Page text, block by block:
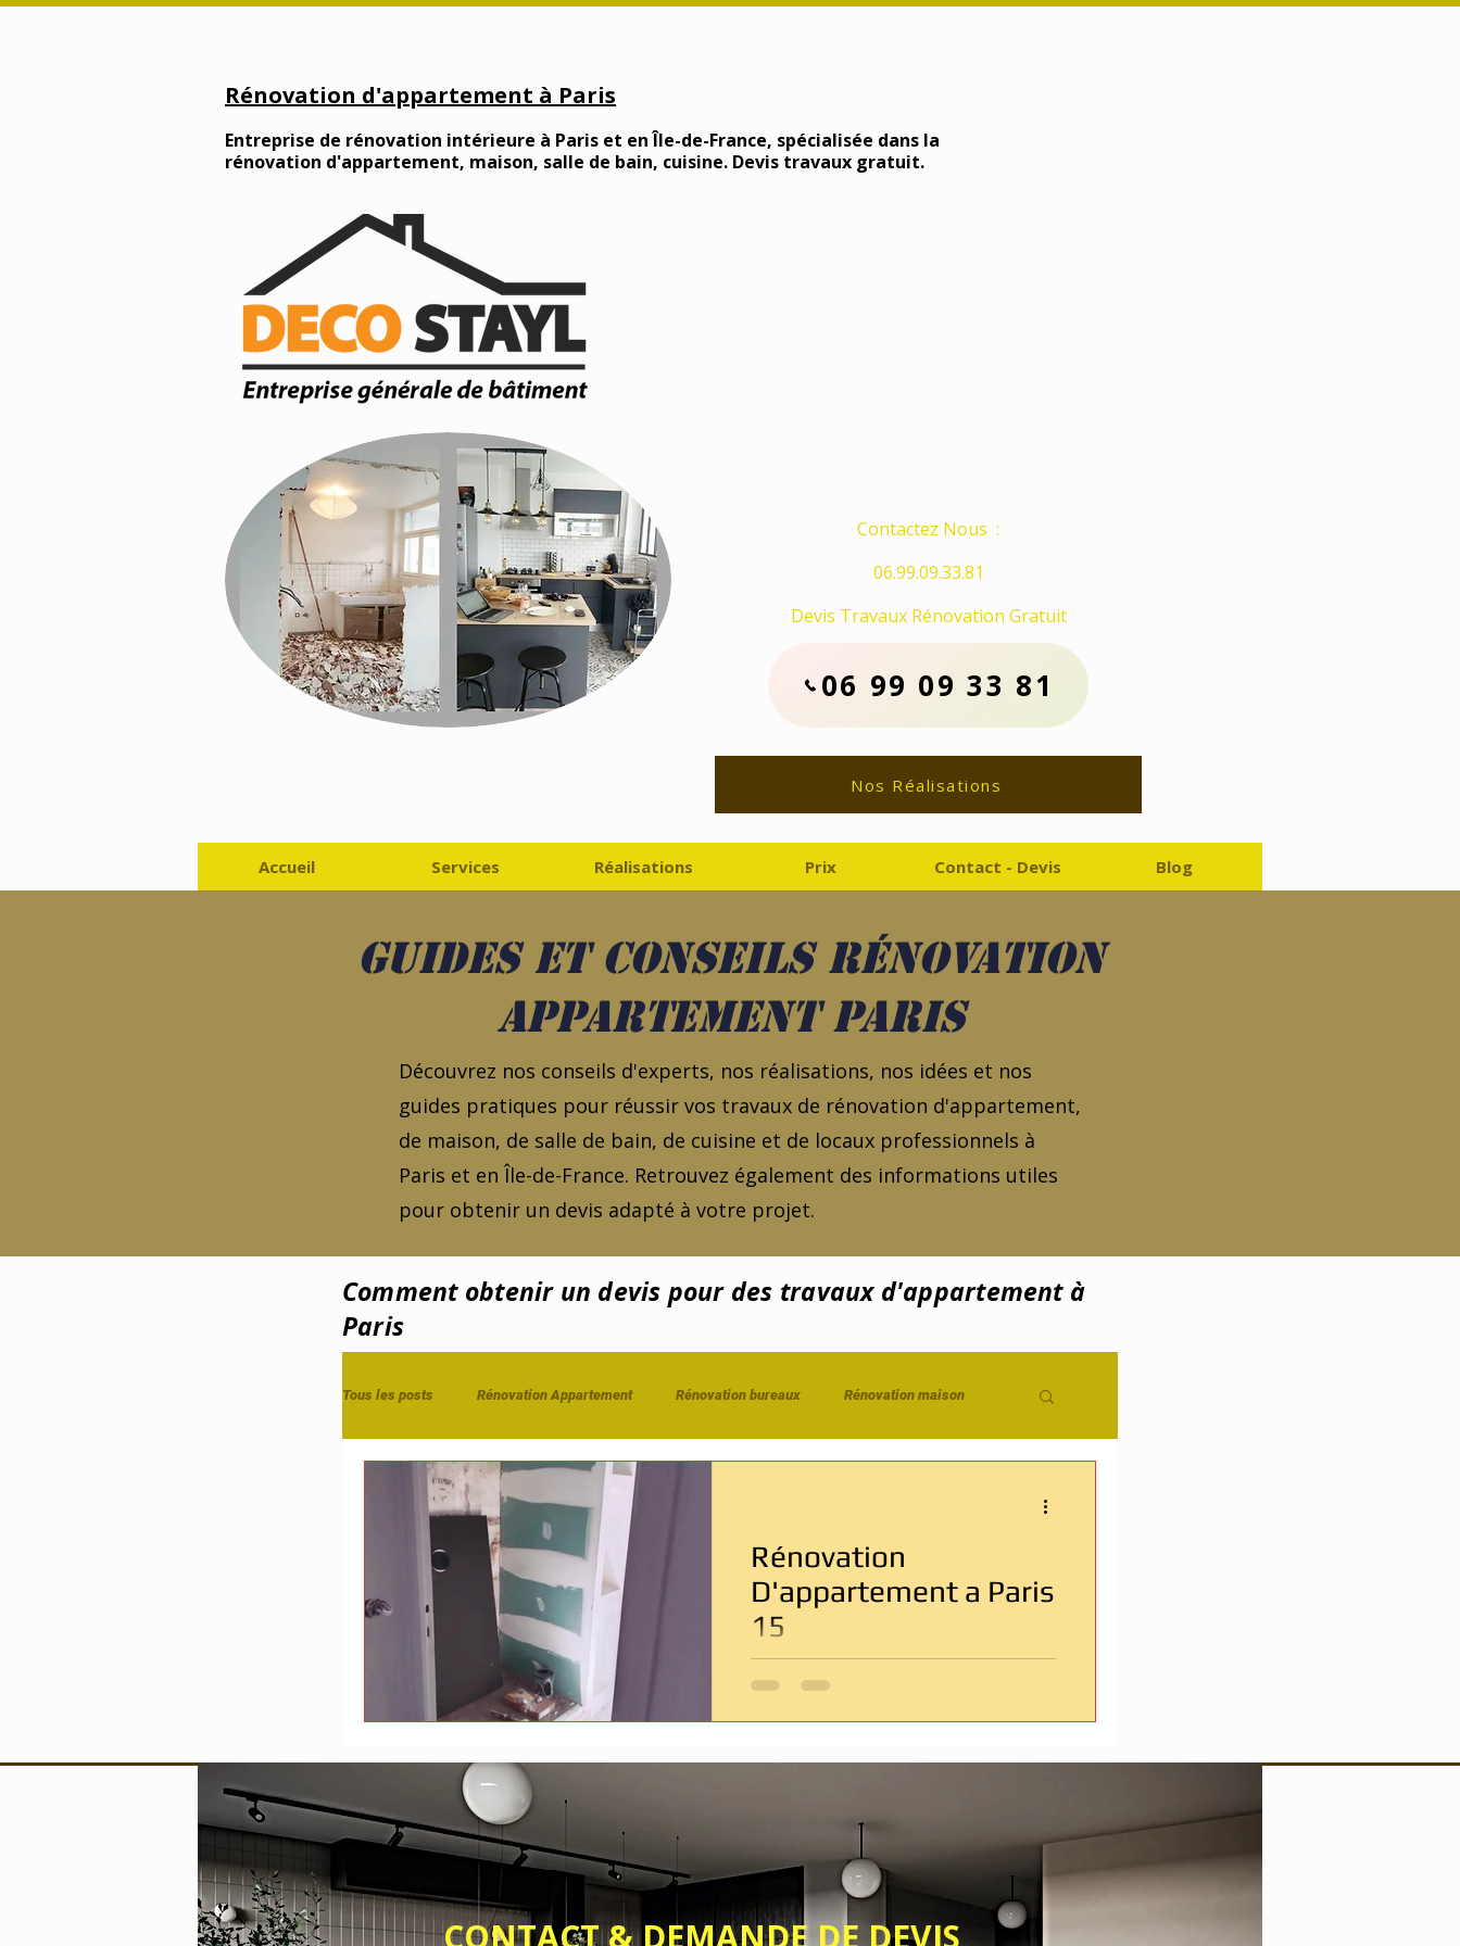
Rénovation d'appartement à Paris
Entreprise de rénovation intérieure à Paris et en Île-de-France, spécialisée dans la
rénovation d'appartement, maison, salle de bain, cuisine. Devis travaux gratuit.
Contactez Nous :
06.99.09.33.81
Devis Travaux Rénovation Gratuit
06 99 09 33 81
Nos Réalisations
Accueil Services Réalisations Prix Contact - Devis Blog
Guides et conseils rénovation
appartement Paris
Découvrez nos conseils d'experts, nos réalisations, nos idées et nos
guides pratiques pour réussir vos travaux de rénovation d'appartement,
de maison, de salle de bain, de cuisine et de locaux professionnels à
Paris et en Île-de-France. Retrouvez également des informations utiles
pour obtenir un devis adapté à votre projet.
Comment obtenir un devis pour des travaux d'appartement à
Paris
Tous les posts Rénovation Appartement Rénovation bureaux Rénovation maison
Devis travaux Entreprise de rénovation Paris
Entreprise de bâtiment Dépannage & Urgence
Rénovation
D'appartement a Paris
15
CONTACT & DEMANDE DE DEVIS